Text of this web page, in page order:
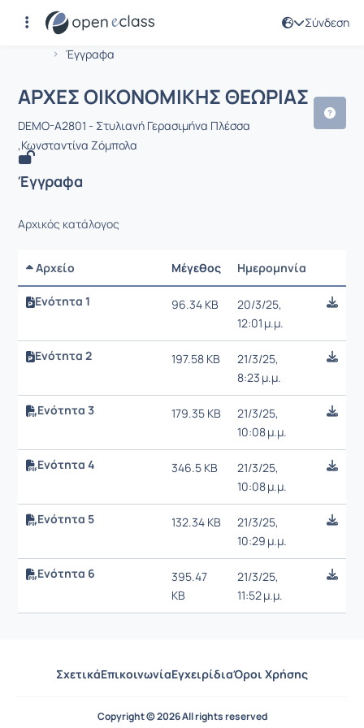
Σύνδεση
Αρχική Σελίδα
Έγγραφα
Μάθημα : ΑΡΧΕΣ ΟΙΚΟΝΟΜΙΚΗΣ
ΑΡΧΕΣ ΟΙΚΟΝΟΜΙΚΗΣ ΘΕΩΡΙΑΣ
DEMO-A2801 - Στυλιανή Γερασιμήνα Πλέσσα
,Κωνσταντίνα Ζόμπολα
Έγγραφα
Αρχικός κατάλογος
Αρχείο Μέγεθος Ημερομηνία
Ενότητα 1
96.34 KB
20/3/25,
12:01 μ.μ.
Ενότητα 2 197.58 KB
21/3/25,
8:23 μ.μ.
Ενότητα 3 179.35 KB
21/3/25,
10:08 μ.μ.
Ενότητα 4 346.5 KB
21/3/25,
10:08 μ.μ.
Ενότητα 5 132.34 KB
21/3/25,
10:29 μ.μ.
Ενότητα 6
395.47
KB
21/3/25,
11:52 μ.μ.
ΣχετικάΕπικοινωνίαΕγχειρίδιαΌροι Χρήσης
Copyright © 2026 All rights reserved